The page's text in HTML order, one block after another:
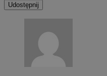
Udostępnij